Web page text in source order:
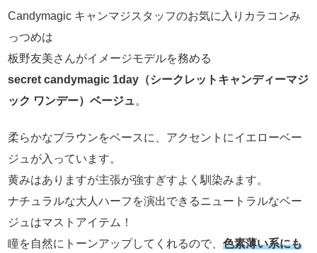
Candymagic キャンマジスタッフのお気に入りカラコンみ
っつめは
板野友美さんがイメージモデルを務める
secret candymagic 1day（シークレットキャンディーマジ
ック ワンデー）ベージュ。
柔らかなブラウンをベースに、アクセントにイエローベー
ジュが入っています。
黄みはありますが主張が強すぎすよく馴染みます。
ナチュラルな大人ハーフを演出できるニュートラルなベー
ジュはマストアイテム！
瞳を自然にトーンアップしてくれるので、 色素薄い系にも